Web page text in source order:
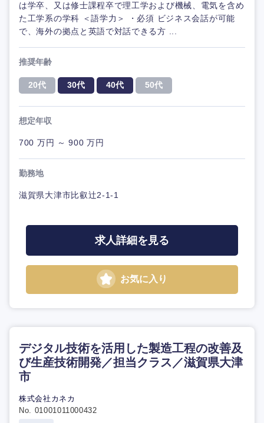
は学卒、又は修士課程卒で理工学および機械、電気を含め
た工学系の学科 ＜語学力＞ ・必須 ビジネス会話が可能
で、海外の拠点と英語で対話できる方 ...
推奨年齢
20代 30代 40代 50代
想定年収
700 万円 ～ 900 万円
勤務地
滋賀県大津市比叡辻2-1-1
求人詳細を見る
お気に入り
デジタル技術を活用した製造工程の改善及
び生産技術開発／担当クラス／滋賀県大津
市
株式会社カネカ
No. 01001011000432